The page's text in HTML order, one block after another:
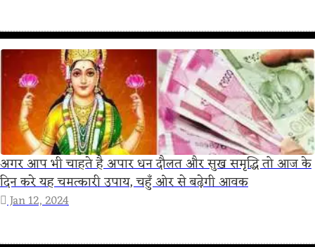
अगर आप भी चाहते है अपार धन दौलत और सुख समृद्धि तो आज के
दिन करे यह चमत्कारी उपाय, चहुँ ओर से बढ़ेगी आवक
Jan 12, 2024